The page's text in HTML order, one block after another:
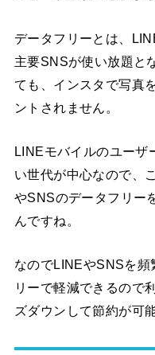
データフリーとは、
主要SNSが使い放題と
ても、インスタで写真
ントされません。
LINEモバイルのユーザ
い世代が中心なので、
やSNSのデータフリー
んですね。
なのでLINEやSNSを頻
リーで軽減できるので
ズダウンして節約が可